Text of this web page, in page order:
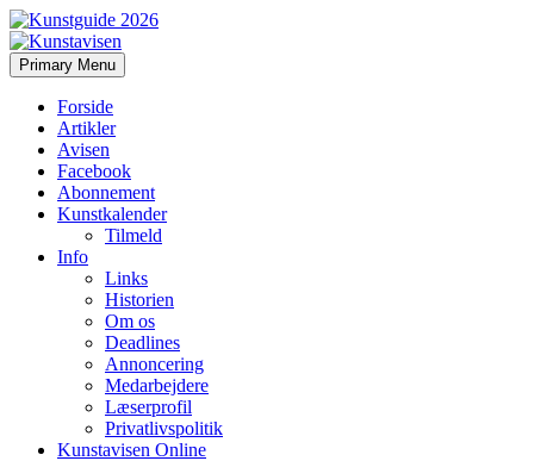
Kunstavisen
Search
Primary Menu Skip
to
Forside
Artikler
Avisen
Facebook
Abonnement
Kunstkalender
Tilmeld
Info
Links
Historien
Om os
Deadlines
Annoncering
Medarbejdere
Læserprofil
Privatlivspolitik
Kunstavisen Online